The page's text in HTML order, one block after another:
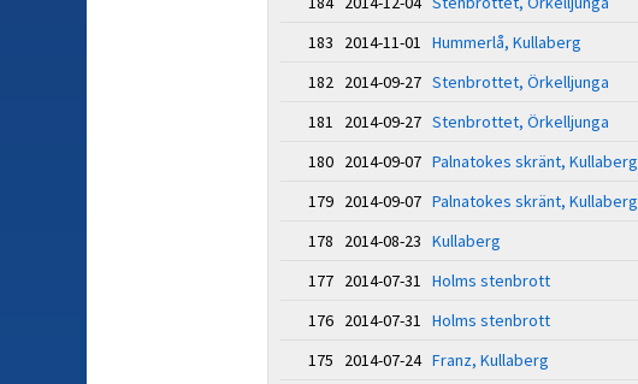
183 2014-11-01 Hummerlå, Kullaberg
182 2014-09-27 Stenbrottet, Örkelljunga
181 2014-09-27 Stenbrottet, Örkelljunga
180 2014-09-07 Palnatokes skränt, Kullaberg
179 2014-09-07 Palnatokes skränt, Kullaberg
178 2014-08-23 Kullaberg
177 2014-07-31 Holms stenbrott
176 2014-07-31 Holms stenbrott
175 2014-07-24 Franz, Kullaberg